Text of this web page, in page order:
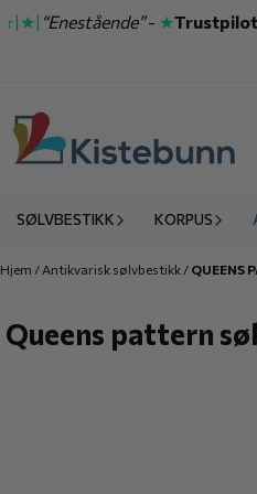
Hopp til innhold
“Enestående”-★Trustpilot
SØLVBESTIKK KORPUS
Hjem / Antikvarisk sølvbestikk / QUEENS
Queens pattern